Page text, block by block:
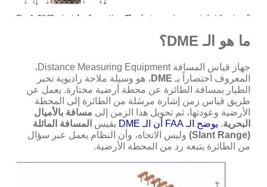
ما هو الـ DME؟
جهاز قياس المسافة Distance Measuring Equipment،
المعروف اختصاراً بـ DME ، هو وسيلة ملاحة راديوية تخبر
الطيار بمسافة الطائرة عن محطة أرضية مختارة. يعمل عن
طريق قياس زمن إشارة مرسَلة من الطائرة إلى المحطة
الأرضية وعودتها، ثم تحويل هذا الزمن إلى مسافة بالأميال
البحرية. يوضح الـ FAA أن الـ DME يقيس المسافة المائلة
(Slant Range)
وليس الاتجاه، وأن النظام يعمل عبر سؤال
من الطائرة يتبعه رد من المحطة الأرضية.